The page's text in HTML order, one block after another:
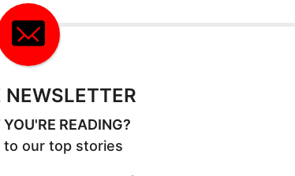
NEWSLETTER
READING?
to our top stories